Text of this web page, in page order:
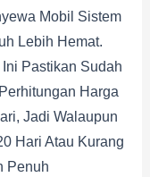
Mobil Sistem
Lebih Hemat.
Pastikan Sudah
Harga
Jadi Walaupun
Hari Atau Kurang
Penuh